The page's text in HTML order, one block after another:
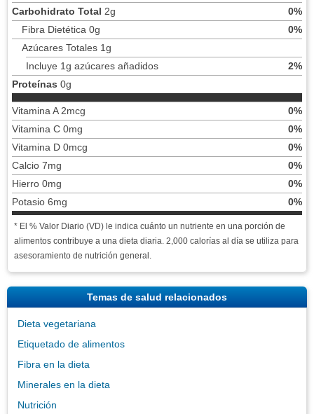
Carbohidrato Total 2g
0%
Fibra Dietética 0g
0%
Azúcares Totales 1g
Incluye 1g azúcares añadidos
2%
Proteínas 0g
Vitamina A 2mcg
0%
Vitamina C 0mg
0%
Vitamina D 0mcg
0%
Calcio 7mg
0%
Hierro 0mg
0%
Potasio 6mg
0%
* El % Valor Diario (VD) le indica cuánto un nutriente en una porción de
alimentos contribuye a una dieta diaria. 2,000 calorías al día se utiliza para
asesoramiento de nutrición general.
Temas de salud relacionados
Dieta vegetariana
Etiquetado de alimentos
Fibra en la dieta
Minerales en la dieta
Nutrición